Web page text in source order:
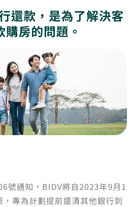
還款，是為了解決客
房的問題。
號通知，BIDV將自2023年9月1
專為計劃提前還清其他銀行到